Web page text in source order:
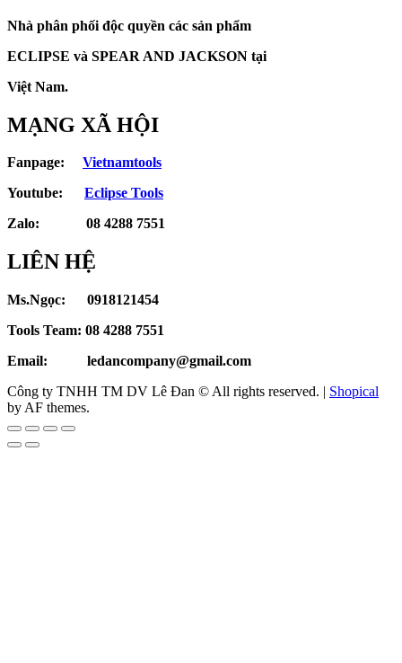
Nhà phân phối độc quyền các sản phẩm
ECLIPSE và SPEAR AND JACKSON tại
Việt Nam.
MẠNG XÃ HỘI
Fanpage: Vietnamtools
Youtube: Eclipse Tools
Zalo: 08 4288 7551
LIÊN HỆ
Ms.Ngọc: 0918121454
Tools Team: 08 4288 7551
Email: ledancompany@gmail.com
Công ty TNHH TM DV Lê Đan © All rights reserved. | Shopical
by AF themes.